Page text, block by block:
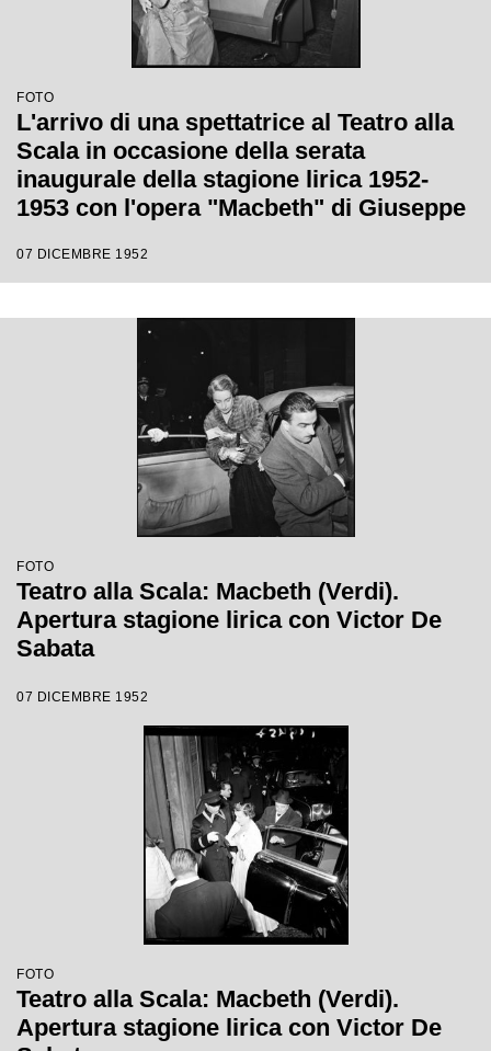
FOTO
L'arrivo di una spettatrice al Teatro alla
Scala in occasione della serata
inaugurale della stagione lirica 1952-
1953 con l'opera "Macbeth" di Giuseppe
regia di Carl Ebert
07 DICEMBRE 1952
FOTO
Teatro alla Scala: Macbeth (Verdi).
Apertura stagione lirica con Victor De
Sabata
07 DICEMBRE 1952
FOTO
Teatro alla Scala: Macbeth (Verdi).
Apertura stagione lirica con Victor De